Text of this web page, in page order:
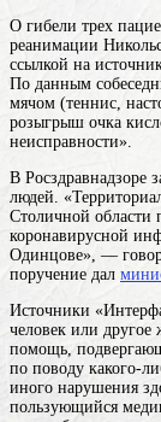
О гибели трех
реанимации
ссылкой на
По данным
мячом (теннис,
розыгрыш очка
неисправности».
В Росздравнадзоре
людей.
Столичной области
коронавирусной
Одинцове», —
поручение дал
Источники
человек или
помощь,
по поводу какого-
иного нарушения
пользующийся